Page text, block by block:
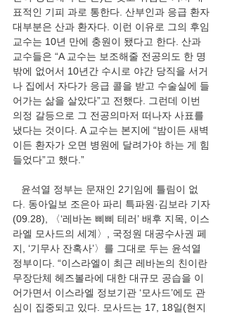
표적인 기피 과로 통한다. 산부인과 응급 환자
대부분은 산과 환자다. 이런 이유로 그의 후임
교수는 10년 만에 충원이 됐다고 한다. 산과
교수들은 “A 교수는 보조해줄 전공의도 한 명
밖에 없어서 10년간 수시로 야간 당직을 서거
나 집에서 자다가 응급 콜을 받고 수술실에 들
어가는 삶을 살았다”고 전했다. 그런데 이번
의정 갈등으로 그 전공의마저 떠나자 사표를
냈다는 것이다. A 교수는 본지에 “밤이든 새벽
이든 환자가 오면 병원에 달려가야 하는 게 힘
들었다”고 했다.”
윤석열 정부는 문재인 2기임에 틀림이 없
다. 동아일보 조은아 파리 특파원·김보라 기자
(09.28), 〈‘레바논 삐삐 테러’ 배후 지목, 이스
라엘 모사드의 세계〉, 국정원 대공수사권 페
지, ‘기무사 잔혹사’〉를 그대로 두는 윤석열
정부이다. “이스라엘이 최근 레바논의 친이란
무장단체 헤즈볼라에 대한 대규모 공습을 이
어가면서 이스라엘 정보기관 ‘모사드’에도 관
심이 집중되고 있다. 모사드는 17, 18일(현지